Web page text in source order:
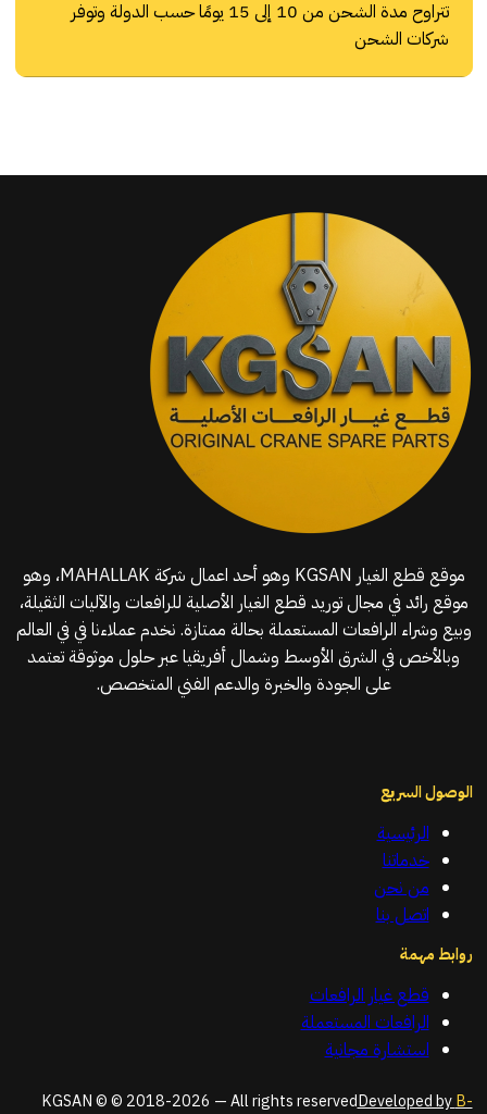
تتراوح مدة الشحن من 10 إلى 15 يومًا حسب الدولة وتوفر
شركات الشحن
موقع قطع الغيار KGSAN وهو أحد اعمال شركة MAHALLAK، وهو
موقع رائد في مجال توريد قطع الغيار الأصلية للرافعات والآليات الثقيلة،
وبيع وشراء الرافعات المستعملة بحالة ممتازة. نخدم عملاءنا في في العالم
وبالأخص في الشرق الأوسط وشمال أفريقيا عبر حلول موثوقة تعتمد
على الجودة والخبرة والدعم الفني المتخصص.
الوصول السريع
الرئيسية
خدماتنا
من نحن
اتصل بنا
روابط مهمة
قطع غيار الرافعات
الرافعات المستعملة
استشارة مجانية
KGSAN © © 2018-2026 — All rights reservedDeveloped byB-